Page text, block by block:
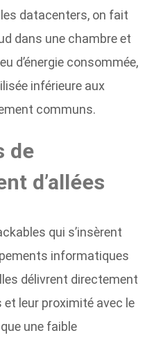
datacenters, on fait
dans une chambre et
d’énergie consommée,
inférieure aux
communs.
de
d’allées
qui s’insèrent
informatiques
délivrent directement
et leur proximité avec le
une faible